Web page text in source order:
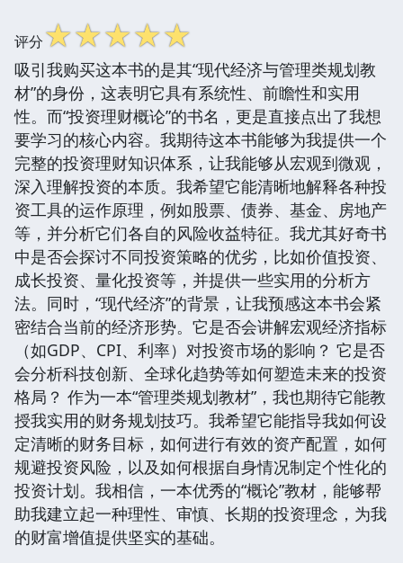
评分☆☆☆☆☆
吸引我购买这本书的是其“现代经济与管理类规划教
材”的身份，这表明它具有系统性、前瞻性和实用
性。而“投资理财概论”的书名，更是直接点出了我想
要学习的核心内容。我期待这本书能够为我提供一个
完整的投资理财知识体系，让我能够从宏观到微观，
深入理解投资的本质。我希望它能清晰地解释各种投
资工具的运作原理，例如股票、债券、基金、房地产
等，并分析它们各自的风险收益特征。我尤其好奇书
中是否会探讨不同投资策略的优劣，比如价值投资、
成长投资、量化投资等，并提供一些实用的分析方
法。同时，“现代经济”的背景，让我预感这本书会紧
密结合当前的经济形势。它是否会讲解宏观经济指标
（如GDP、CPI、利率）对投资市场的影响？ 它是否
会分析科技创新、全球化趋势等如何塑造未来的投资
格局？ 作为一本“管理类规划教材”，我也期待它能教
授我实用的财务规划技巧。我希望它能指导我如何设
定清晰的财务目标，如何进行有效的资产配置，如何
规避投资风险，以及如何根据自身情况制定个性化的
投资计划。我相信，一本优秀的“概论”教材，能够帮
助我建立起一种理性、审慎、长期的投资理念，为我
的财富增值提供坚实的基础。